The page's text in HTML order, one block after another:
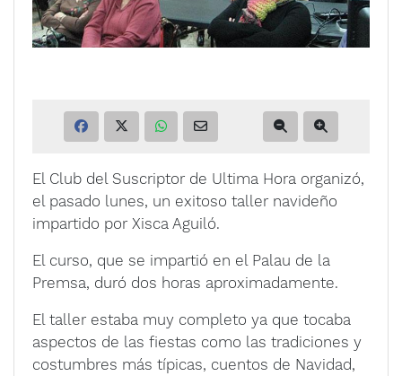
El Club del Suscriptor de Ultima Hora organizó,
el pasado lunes, un exitoso taller navideño
impartido por Xisca Aguiló.
El curso, que se impartió en el Palau de la
Premsa, duró dos horas aproximadamente.
El taller estaba muy completo ya que tocaba
aspectos de las fiestas como las tradiciones y
costumbres más típicas, cuentos de Navidad,